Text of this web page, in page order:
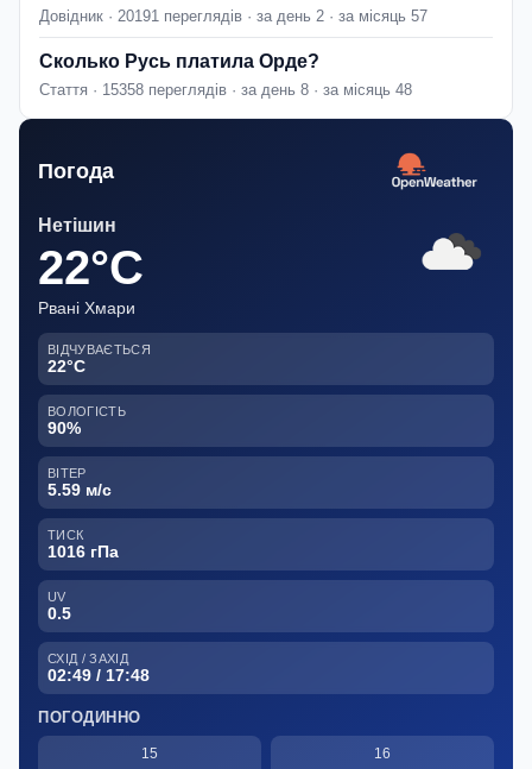
Довідник · 20191 переглядів · за день 2 · за місяць 57
Сколько Русь платила Орде?
Стаття · 15358 переглядів · за день 8 · за місяць 48
Погода
Нетішин
22°C
Рвані Хмари
ВІДЧУВАЄТЬСЯ
22°C
ВОЛОГІСТЬ
90%
ВІТЕР
5.59 м/с
ТИСК
1016 гПа
UV
0.5
СХІД / ЗАХІД
02:49 / 17:48
ПОГОДИННО
15 16